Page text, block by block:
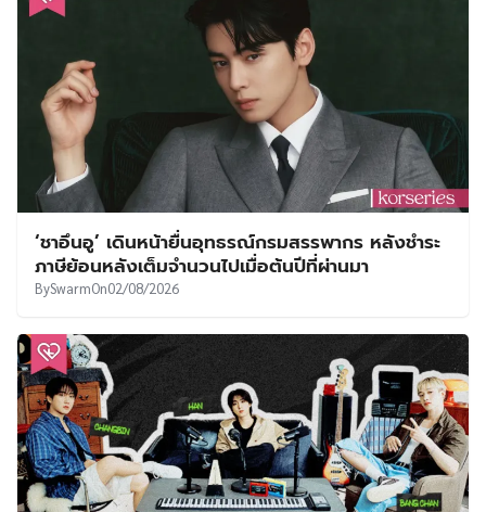
‘ชาอึนอู’ เดินหน้ายื่นอุทธรณ์กรมสรรพากร หลังชำระ
ภาษีย้อนหลังเต็มจำนวนไปเมื่อต้นปีที่ผ่านมา
BySwarmOn02/08/2026